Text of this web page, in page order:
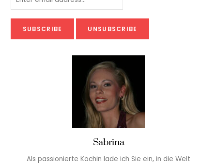
Sabrina
Als passionierte Köchin lade ich Sie ein, in die Welt